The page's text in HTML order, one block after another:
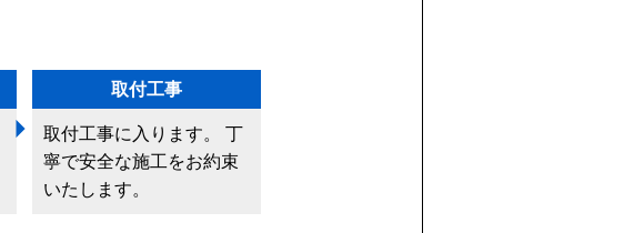
取付工事
取付工事に入ります。 丁
寧で安全な施工をお約束
いたします。